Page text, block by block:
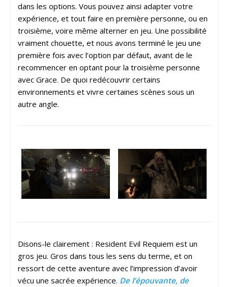
dans les options. Vous pouvez ainsi adapter votre
expérience, et tout faire en première personne, ou en
troisième, voire même alterner en jeu. Une possibilité
vraiment chouette, et nous avons terminé le jeu une
première fois avec l’option par défaut, avant de le
recommencer en optant pour la troisième personne
avec Grace. De quoi redécouvrir certains
environnements et vivre certaines scènes sous un
autre angle.
Disons-le clairement : Resident Evil Requiem est un
gros jeu. Gros dans tous les sens du terme, et on
ressort de cette aventure avec l’impression d’avoir
vécu une sacrée expérience. De l’épouvante, de